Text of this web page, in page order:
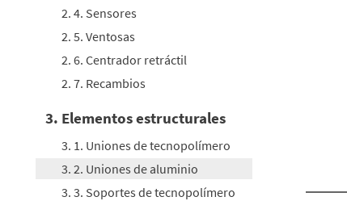
2. 4. Sensores
2. 5. Ventosas
2. 6. Centrador retráctil
2. 7. Recambios
3. Elementos estructurales
3. 1. Uniones de tecnopolímero
3. 2. Uniones de aluminio
3. 3. Soportes de tecnopolímero